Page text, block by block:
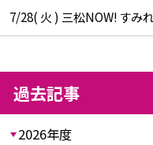
7/28( 火 ) 三松NOW! す
過去記事
2026年度